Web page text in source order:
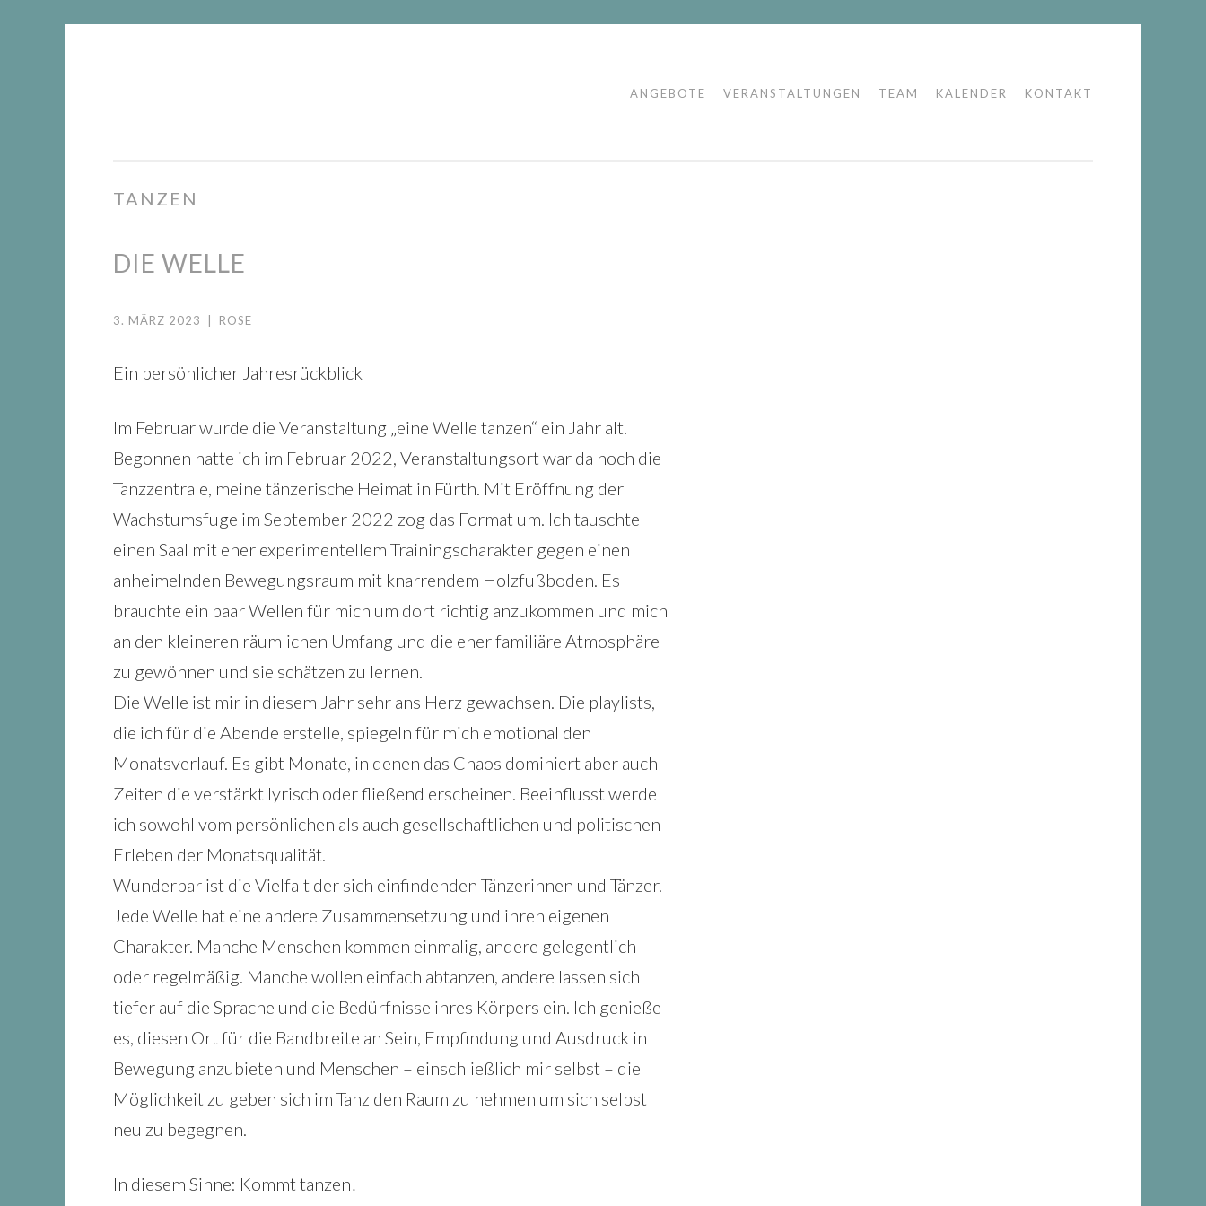
ANGEBOTE VERANSTALTUNGEN TEAM KALENDER KONTAKT
TANZEN
DIE WELLE
3. MÄRZ 2023 ROSE
Ein persönlicher Jahresrückblick
Im Februar wurde die Veranstaltung „eine Welle tanzen“ ein Jahr alt.
Begonnen hatte ich im Februar 2022, Veranstaltungsort war da noch die
Tanzzentrale, meine tänzerische Heimat in Fürth. Mit Eröffnung der
Wachstumsfuge im September 2022 zog das Format um. Ich tauschte
einen Saal mit eher experimentellem Trainingscharakter gegen einen
anheimelnden Bewegungsraum mit knarrendem Holzfußboden. Es
brauchte ein paar Wellen für mich um dort richtig anzukommen und mich
an den kleineren räumlichen Umfang und die eher familiäre Atmosphäre
zu gewöhnen und sie schätzen zu lernen.
Die Welle ist mir in diesem Jahr sehr ans Herz gewachsen. Die playlists,
die ich für die Abende erstelle, spiegeln für mich emotional den
Monatsverlauf. Es gibt Monate, in denen das Chaos dominiert aber auch
Zeiten die verstärkt lyrisch oder fließend erscheinen. Beeinflusst werde
ich sowohl vom persönlichen als auch gesellschaftlichen und politischen
Erleben der Monatsqualität.
Wunderbar ist die Vielfalt der sich einfindenden Tänzerinnen und Tänzer.
Jede Welle hat eine andere Zusammensetzung und ihren eigenen
Charakter. Manche Menschen kommen einmalig, andere gelegentlich
oder regelmäßig. Manche wollen einfach abtanzen, andere lassen sich
tiefer auf die Sprache und die Bedürfnisse ihres Körpers ein. Ich genieße
es, diesen Ort für die Bandbreite an Sein, Empfindung und Ausdruck in
Bewegung anzubieten und Menschen – einschließlich mir selbst – die
Möglichkeit zu geben sich im Tanz den Raum zu nehmen um sich selbst
neu zu begegnen.
In diesem Sinne: Kommt tanzen!